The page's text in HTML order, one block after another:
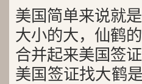
美国简单来说就
大小的大，仙鹤
合并起来美国签
美国签证找大鹤